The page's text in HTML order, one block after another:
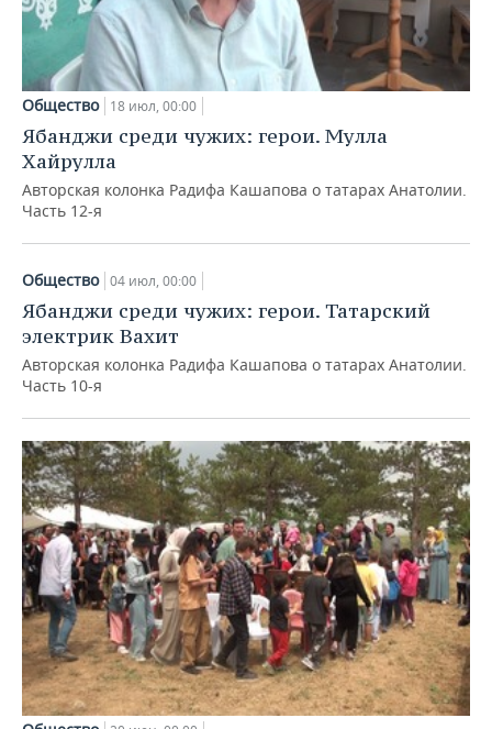
Общество 18 июл, 00:00
Ябанджи среди чужих: герои. Мулла
Хайрулла
Авторская колонка Радифа Кашапова о татарах Анатолии.
Часть 12-я
Общество 04 июл, 00:00
Ябанджи среди чужих: герои. Татарский
электрик Вахит
Авторская колонка Радифа Кашапова о татарах Анатолии.
Часть 10-я